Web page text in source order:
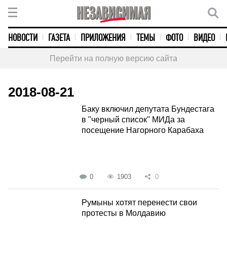
НОВОСТИ ГАЗЕТА ПРИЛОЖЕНИЯ ТЕМЫ ФОТО ВИДЕО
Перейти на полную версию сайта
2018-08-21
Баку включил депутата Бундестага
в "черный список" МИДа за
посещение Нагорного Карабаха
0 1903 0
Румыны хотят перенести свои
протесты в Молдавию